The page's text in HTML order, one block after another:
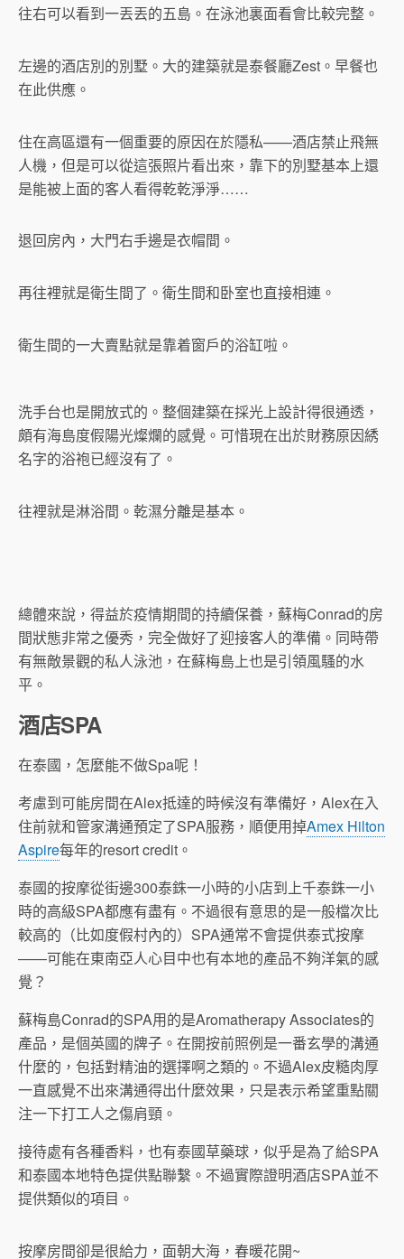
往右可以看到一丟丟的五島。在泳池裏面看會比較完整。
左邊的酒店別的別墅。大的建築就是泰餐廳Zest。早餐也
在此供應。
住在高區還有一個重要的原因在於隱私——酒店禁止飛無
人機，但是可以從這張照片看出來，靠下的別墅基本上還
是能被上面的客人看得乾乾淨淨……
退回房內，大門右手邊是衣帽間。
再往裡就是衛生間了。衛生間和卧室也直接相連。
衛生間的一大賣點就是靠着窗戶的浴缸啦。
洗手台也是開放式的。整個建築在採光上設計得很通透，
頗有海島度假陽光燦爛的感覺。可惜現在出於財務原因綉
名字的浴袍已經沒有了。
往裡就是淋浴間。乾濕分離是基本。
總體來說，得益於疫情期間的持續保養，蘇梅Conrad的房
間狀態非常之優秀，完全做好了迎接客人的準備。同時帶
有無敵景觀的私人泳池，在蘇梅島上也是引領風騷的水
平。
酒店SPA
在泰國，怎麼能不做Spa呢！
考慮到可能房間在Alex抵達的時候沒有準備好，Alex在入
住前就和管家溝通預定了SPA服務，順便用掉Amex Hilton
Aspire每年的resort credit。
泰國的按摩從街邊300泰銖一小時的小店到上千泰銖一小
時的高級SPA都應有盡有。不過很有意思的是一般檔次比
較高的（比如度假村內的）SPA通常不會提供泰式按摩
——可能在東南亞人心目中也有本地的產品不夠洋氣的感
覺？
蘇梅島Conrad的SPA用的是Aromatherapy Associates的
產品，是個英國的牌子。在開按前照例是一番玄學的溝通
什麼的，包括對精油的選擇啊之類的。不過Alex皮糙肉厚
一直感覺不出來溝通得出什麼效果，只是表示希望重點關
注一下打工人之傷肩頸。
接待處有各種香料，也有泰國草藥球，似乎是為了給SPA
和泰國本地特色提供點聯繫。不過實際證明酒店SPA並不
提供類似的項目。
按摩房間卻是很給力，面朝大海，春暖花開~